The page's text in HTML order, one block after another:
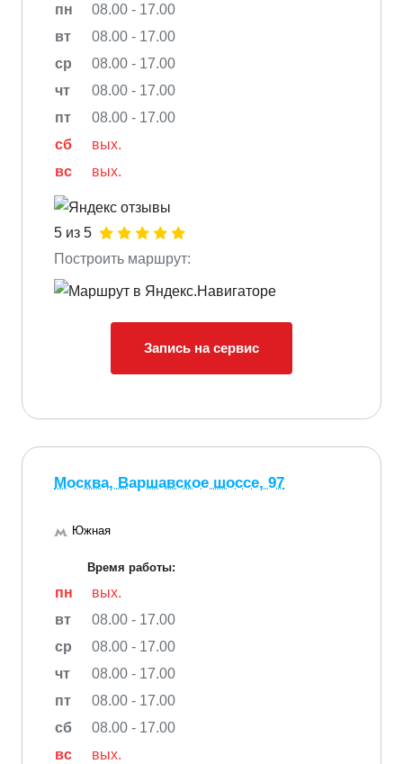
пн
08.00 - 17.00
вт
08.00 - 17.00
ср
08.00 - 17.00
чт
08.00 - 17.00
пт
08.00 - 17.00
сб
вых.
вс
вых.
5 из 5
Построить маршрут:
Запись на сервис
Москва, Варшавское шоссе, 97
Южная
Время работы:
пн
вых.
вт
08.00 - 17.00
ср
08.00 - 17.00
чт
08.00 - 17.00
пт
08.00 - 17.00
сб
08.00 - 17.00
вс
вых.